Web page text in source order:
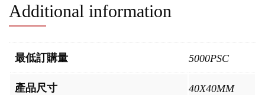
Additional information
最低訂購量 5000PSC
產品尺寸 40X40MM